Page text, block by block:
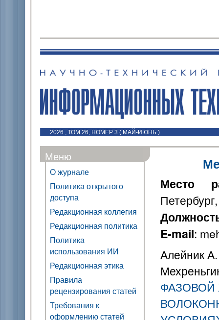
2026 , ТОМ 26, НОМЕР 3 ( МАЙ-ИЮНЬ )
Меню
О журнале
Политика открытого
доступа
Редакционная коллегия
Редакционная политика
Политика
использования ИИ
Редакционная этика
Правила
рецензирования статей
Требования к
оформлению статей
Место
E-mail:
Алейник
ФАЗОВОЙ